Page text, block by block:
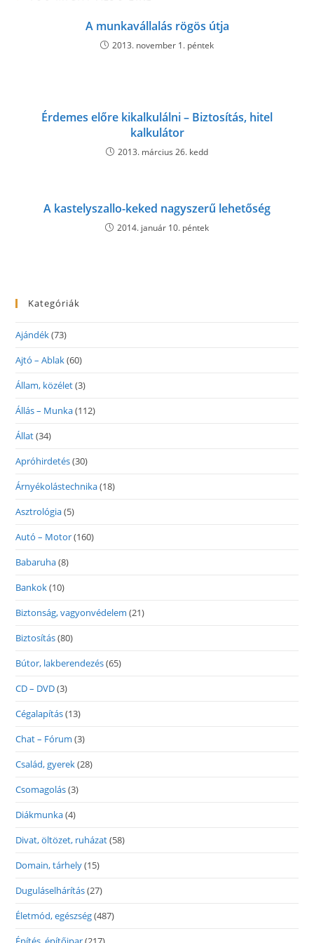
A munkavállalás rögös útja
2013. november 1. péntek
Érdemes előre kikalkulálni – Biztosítás, hitel
kalkulátor
2013. március 26. kedd
A kastelyszallo-keked nagyszerű lehetőség
2014. január 10. péntek
Kategóriák
Ajándék(73)
Ajtó – Ablak(60)
Állam, közélet(3)
Állás – Munka(112)
Állat(34)
Apróhirdetés(30)
Árnyékolástechnika(18)
Asztrológia(5)
Autó – Motor(160)
Babaruha(8)
Bankok(10)
Biztonság, vagyonvédelem (21)
Biztosítás(80)
Bútor, lakberendezés(65)
CD – DVD(3)
Cégalapítás(13)
Chat – Fórum (3)
Család, gyerek(28)
Csomagolás(3)
Diákmunka(4)
Divat, öltözet, ruházat(58)
Domain, tárhely(15)
Duguláselhárítás(27)
Életmód, egészség(487)